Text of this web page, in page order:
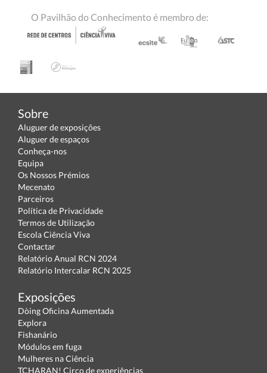
O Pavilhão do Conhecimento é membro de:
Sobre
Aluguer de exposições
Aluguer de espaços
Conheça-nos
Equipa
Os Nossos Prémios
Mecenato
Parceiros
Política de Privacidade
Termos de Utilização
Escola Ciência Viva
Contactar
Relatório Anual RCN 2024
Relatório Intercalar RCN 2025
Exposições
Dòing Oficina Aumentada
Explora
Fishanário
Módulos em fuga
Mulheres na Ciência
TCHARAN! Circo de experiências